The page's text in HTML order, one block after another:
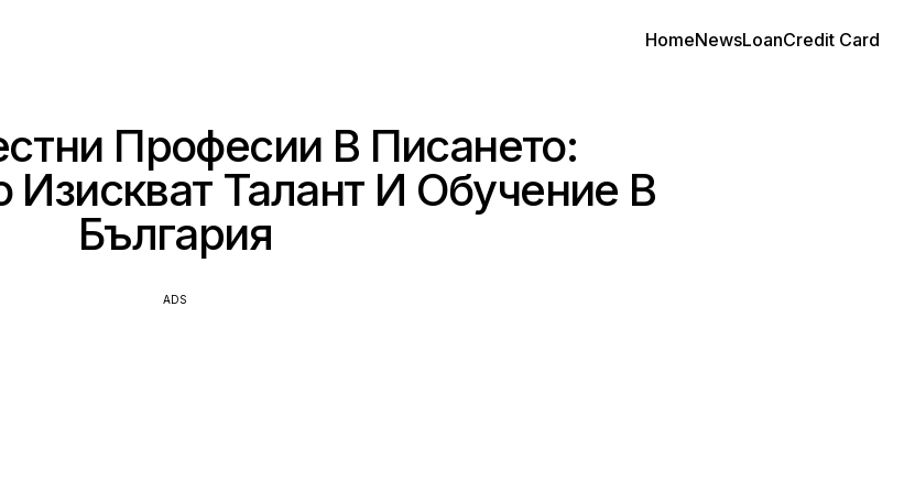
HomeNewsLoanCredit Card
Професии В Писането:
Изискват Талант И Обучение В
България
ADS